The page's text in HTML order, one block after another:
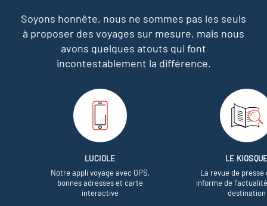
Soyons honnête, nous ne sommes pas les seuls
à proposer des voyages sur mesure, mais nous
avons quelques atouts qui font
incontestablement la différence.
LUCIOLE
Notre appli voyage avec GPS,
bonnes adresses et carte
interactive
LE
La revue de presse
informe de
destination